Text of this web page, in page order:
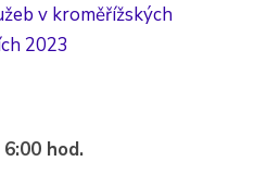
v kroměřížských
2023
6:00 hod.